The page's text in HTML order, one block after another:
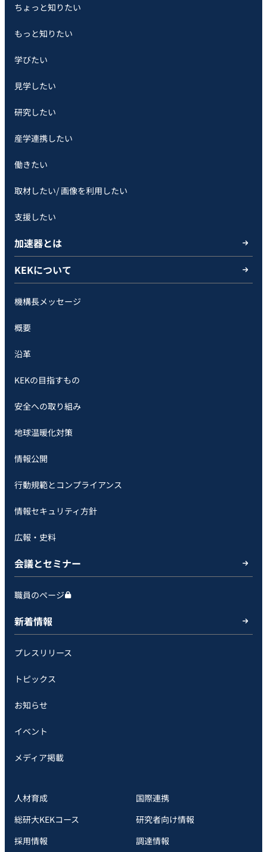
ちょっと知りたい
もっと知りたい
学びたい
見学したい
研究したい
産学連携したい
働きたい
取材したい/ 画像を利用したい
支援したい
加速器とは
KEKについて
機構長メッセージ
概要
沿革
KEKの目指すもの
安全への取り組み
地球温暖化対策
情報公開
行動規範とコンプライアンス
情報セキュリティ方針
広報・史料
会議とセミナー
職員のページ
新着情報
プレスリリース
トピックス
お知らせ
イベント
メディア掲載
人材育成
国際連携
総研大KEKコース
研究者向け情報
採用情報
調達情報